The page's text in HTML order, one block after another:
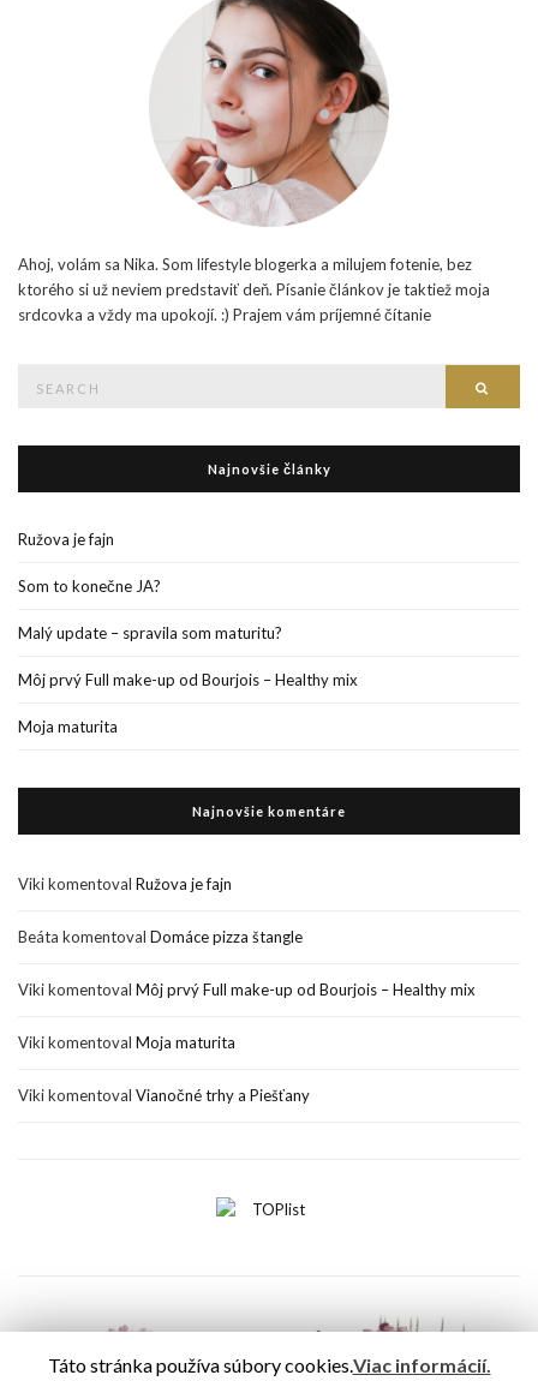
Ahoj, volám sa Nika. Som lifestyle blogerka a milujem fotenie, bez
ktorého si už neviem predstaviť deň. Písanie článkov je taktiež moja
srdcovka a vždy ma upokojí. :) Prajem vám príjemné čítanie
Najnovšie články
Ružova je fajn
Som to konečne JA?
Malý update – spravila som maturitu?
Môj prvý Full make-up od Bourjois – Healthy mix
Moja maturita
Najnovšie komentáre
Vikikomentoval Ružova je fajn
Beáta komentoval Domáce pizza štangle
Vikikomentoval Môj prvý Full make-up od Bourjois – Healthy mix
Vikikomentoval Moja maturita
Vikikomentoval Vianočné trhy a Piešťany
Táto stránka používa súbory cookies.Viac informácií.